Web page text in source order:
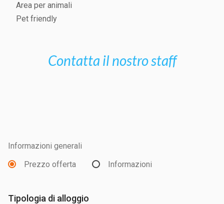
Area per animali
Pet friendly
Contatta il nostro staff
Informazioni generali
Prezzo offerta
Informazioni
Tipologia di alloggio